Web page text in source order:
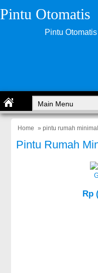
Pintu Otomatis
Pintu
Home » pintu rumah
Pintu Rumah
Rp